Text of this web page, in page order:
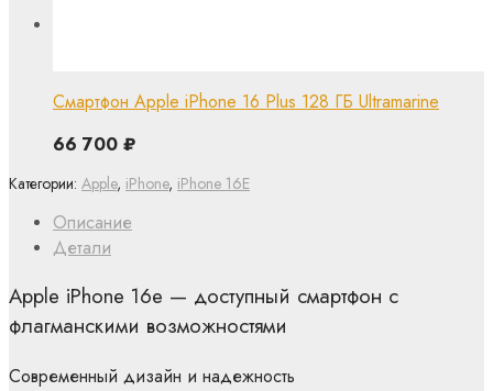
Описание
Детали
Apple iPhone 16e — доступный смартфон с
флагманскими возможностями
Современный дизайн и надежность
Категории: Apple, iPhone, iPhone 16E
Смартфон Apple iPhone 16 Plus 128 ГБ Ultramarine
66 700 ₽